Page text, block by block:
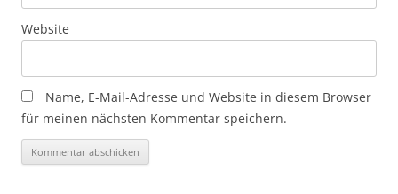
Website
Name, E-Mail-Adresse und Website in diesem Browser
für meinen nächsten Kommentar speichern.